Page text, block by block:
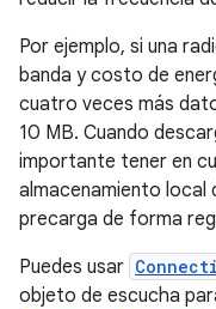
Por ejemplo, si una
banda y costo de
cuatro veces más
10 MB. Cuando
importante tener en
almacenamiento local
precarga de forma
Puedes usar
objeto de escucha